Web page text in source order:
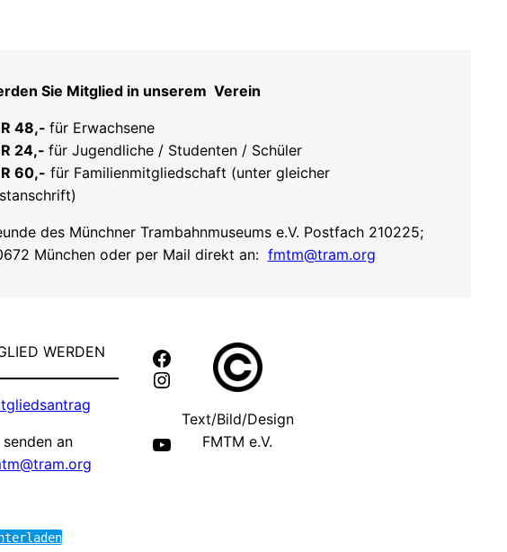
Sie Mitglied in unserem Verein
48,- für Erwachsene
24,- für Jugendliche / Studenten / Schüler
60,- für Familienmitgliedschaft (unter gleicher
des Münchner Trambahnmuseums e.V. Postfach 210225;
München oder per Mail direkt an: fmtm@tram.org
WERDEN
senden an
Facebook
Instagram
YouTube
Text/Bild/Design
FMTM e.V.